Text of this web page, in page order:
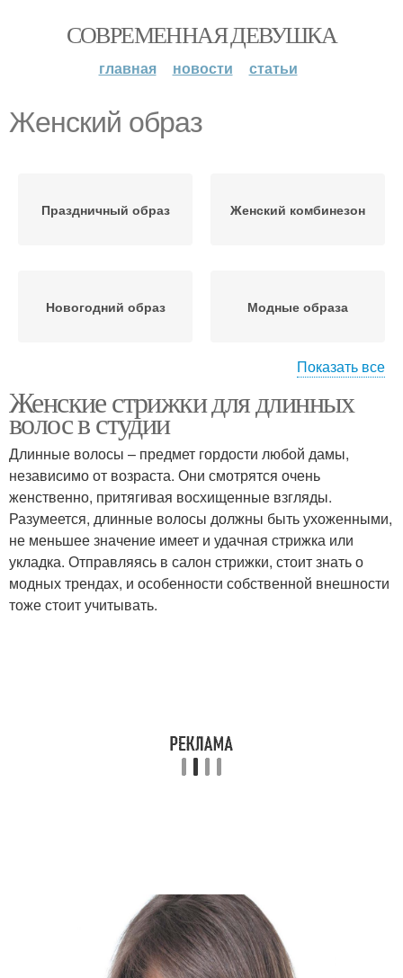
СОВРЕМЕННАЯ ДЕВУШКА
главная новости статьи
Женский образ
Праздничный образ Женский комбинезон
Новогодний образ Модные образа
Образа от эвелины
Показать все
Женские стрижки для длинных
волос в студии
Длинные волосы – предмет гордости любой дамы,
независимо от возраста. Они смотрятся очень
женственно, притягивая восхищенные взгляды.
Разумеется, длинные волосы должны быть ухоженными,
не меньшее значение имеет и удачная стрижка или
укладка. Отправляясь в салон стрижки, стоит знать о
модных трендах, и особенности собственной внешности
тоже стоит учитывать.